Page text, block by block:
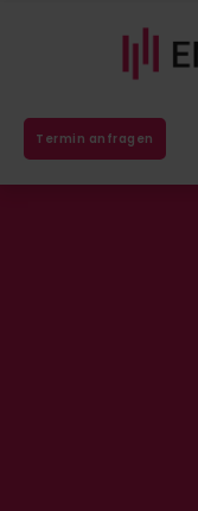
Termin anfragen